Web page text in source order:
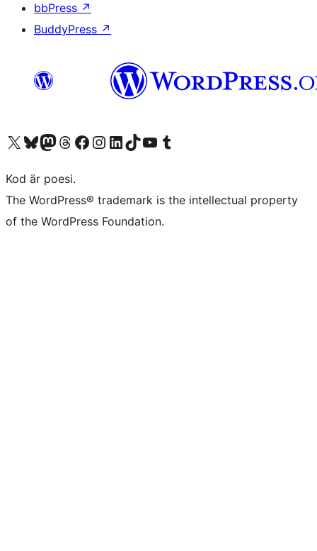
bbPress ↗
BuddyPress ↗
Besök vår X-konto (f.d. Twitter)
Besök vårt Bluesky-konto
Besök vårt Mastodon-konto
Besök vårt Thread-konto
Besök vår Facebook-sidaBesök vårt Instagram-konto
Besök vårt LinkedIn-konto
Besök vårt TikTok-konto
Besök vår YouTube-kanalBesök vårt Tumblr-konto
Kod är poesi.
The WordPress® trademark is the intellectual property
of the WordPress Foundation.